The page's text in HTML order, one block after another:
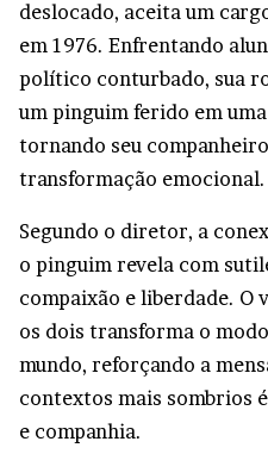
deslocado, aceita um
em 1976. Enfrentando
político conturbado, sua
um pinguim ferido em
tornando seu
transformação emocional.
Segundo o diretor, a
o pinguim revela com
compaixão e liberdade.
os dois transforma o
mundo, reforçando a
contextos mais sombrios
e companhia.